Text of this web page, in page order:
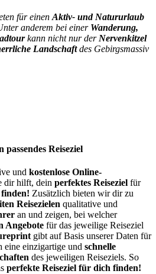
für einen Aktiv- und Natururlaub
anderem bei einer Wanderung,
kann nicht nur der Nervenkitzel
Landschaftdes Gebirgsmassiv
Reiseziel
und kostenlose Online-
dir hilft, dein perfektes Reiseziel für
Zusätzlich bieten wir dir zu
Reisezielen qualitative und
an und zeigen, bei welcher
Angebote für das jeweilige Reiseziel
gibt auf Basis unserer Daten für
eine einzigartige und schnelle
des jeweiligen Reiseziels. So
perfekte Reiseziel für dich finden!